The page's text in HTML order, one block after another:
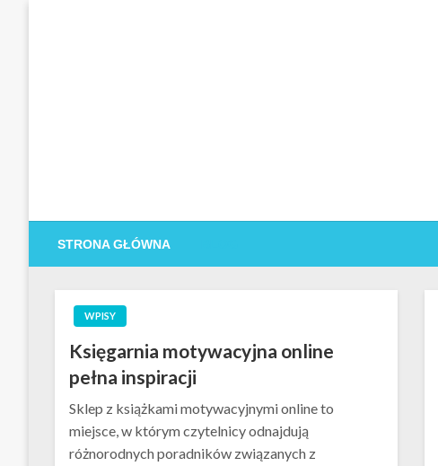
STRONA GŁÓWNA
WPISY
Księgarnia motywacyjna online
pełna inspiracji
Sklep z książkami motywacyjnymi online to
miejsce, w którym czytelnicy odnajdują
różnorodnych poradników związanych z